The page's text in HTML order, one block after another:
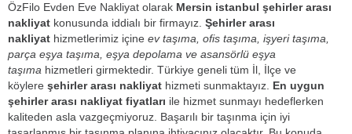
ÖzFilo Evden Eve Nakliyat olarak Mersin istanbul şehirler arası
nakliyat konusunda iddialı bir firmayız. Şehirler arası
nakliyat hizmetlerimiz içine ev taşıma, ofis taşıma, işyeri taşıma,
parça eşya taşıma, eşya depolama ve asansörlü eşya
taşıma hizmetleri girmektedir. Türkiye geneli tüm İl, İlçe ve
köylere şehirler arası nakliyat hizmeti sunmaktayız. En uygun
şehirler arası nakliyat fiyatları ile hizmet sunmayı hedeflerken
kaliteden asla vazgeçmiyoruz. Başarılı bir taşınma için iyi